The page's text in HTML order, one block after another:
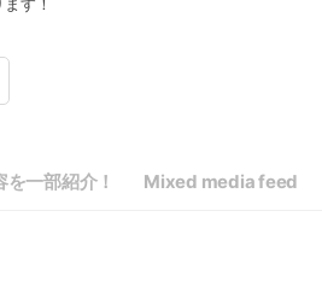
を一部紹介！ Mixed media feed